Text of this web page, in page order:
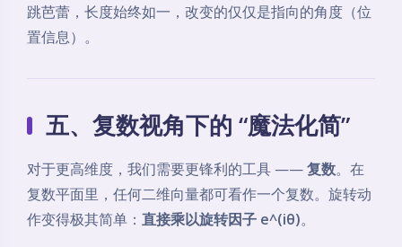
跳芭蕾，长度始终如一，改变的仅仅是指向的角度（位
置信息）。
五、复数视角下的 “魔法化简”
对于更高维度，我们需要更锋利的工具 ——复数。在
复数平面里，任何二维向量都可看作一个复数。旋转动
作变得极其简单： 直接乘以旋转因子 e^(iθ)。